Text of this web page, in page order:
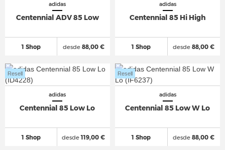
adidas
Centennial ADV 85 Low
1 Shop desde88,00 €
adidas
Centennial 85 Hi High
1 Shop desde 88,00 €
adidas
Centennial 85 Low Lo
1 Shop
Resell
desde119,00 €
adidas
Centennial 85 Low W Lo
1 Shop
Resell
desde 88,00 €